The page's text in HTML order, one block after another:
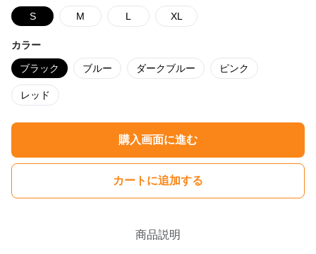
S M L XL
カラー
ブラック ブルー ダークブルー ピンク
レッド
購入画面に進む
カートに追加する
商品説明